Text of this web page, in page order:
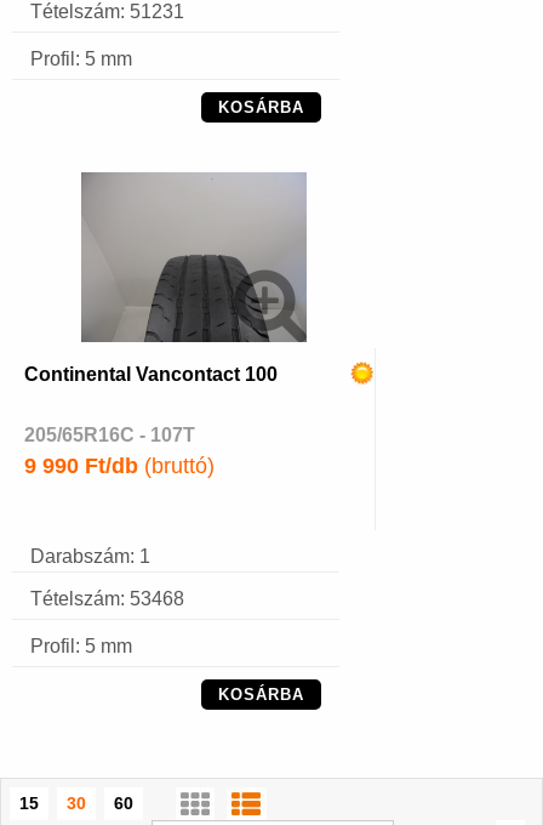
Tételszám: 51231
Profil: 5 mm
KOSÁRBA
Continental Vancontact 100
205/65R16C - 107T
9 990 Ft/db (bruttó)
Darabszám: 1
Tételszám: 53468
Profil: 5 mm
KOSÁRBA
15 30
60